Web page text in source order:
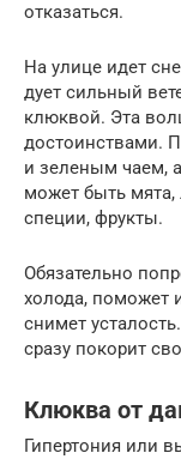
отказаться.
На улице идет
дует сильный
клюквой. Эта
достоинствами.
и зеленым чаем,
может быть мята,
специи, фрукты.
Обязательно
холода, поможет
снимет
сразу покорит
Клюква от
Гипертония или